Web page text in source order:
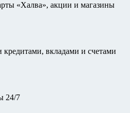
«Халва», акции и магазины
вкладами и счетами
24/7